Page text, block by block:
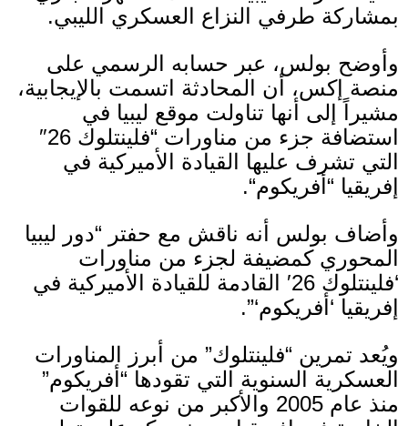
بمشاركة طرفي النزاع العسكري الليبي.
وأوضح بولس، عبر حسابه الرسمي على
منصة إكس، أن المحادثة اتسمت بالإيجابية،
مشيراً إلى أنها تناولت موقع ليبيا في
استضافة جزء من مناورات “فلينتلوك 26″
التي تشرف عليها القيادة الأميركية في
إفريقيا “أفريكوم“.
وأضاف بولس أنه ناقش مع حفتر “دور ليبيا
المحوري كمضيفة لجزء من مناورات
‘فلينتلوك 26′ القادمة للقيادة الأميركية في
إفريقيا ‘أفريكوم‘”.
ويُعد تمرين “فلينتلوك” من أبرز المناورات
العسكرية السنوية التي تقودها “أفريكوم”
منذ عام 2005 والأكبر من نوعه للقوات